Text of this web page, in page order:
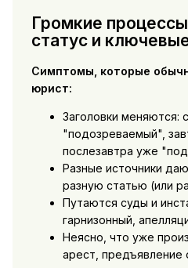
Громкие
статус и
Симптомы, которые
юрист:
Заголовки меняются:
"подозреваемый",
послезавтра уже
Разные источники
разную статью (или
Путаются суды и
гарнизонный,
Неясно, что уже
арест, предъявление